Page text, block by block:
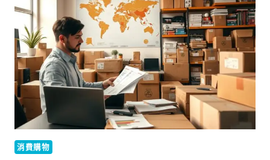
冷
氣
安
裝
報
價，
應
消費購物